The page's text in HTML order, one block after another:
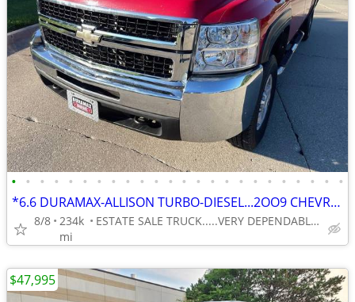
• • • • • • • • • • • • • • • • • • • • • • • •
*6.6 DURAMAX-ALLISON TURBO-DIESEL...2OO9 CHEVROLET SILVERADO 25OO-HD
8/8 234k
mi
ESTATE SALE TRUCK.....VERY DEPENDABLE . . .VERY AFFORDABLE
$47,995